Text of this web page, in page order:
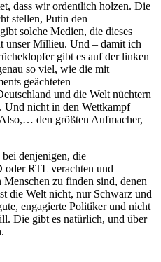
dass wir ordentlich holzen. Die
stellen, Putin den
solche Medien, die dieses
unser Millieu. Und – damit ich
gibt es auf der linken
so viel, wie die mit
geächteten
und die Welt nüchtern
Und nicht in den Wettkampf
den größten Aufmacher,
bei denjenigen, die
RTL verachten und
zu finden sind, denen
die Welt nicht, nur Schwarz und
engagierte Politiker und nicht
Die gibt es natürlich, und über